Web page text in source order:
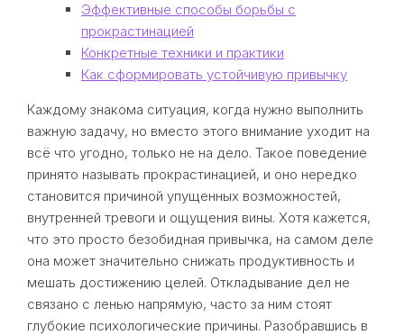
Эффективные способы борьбы с
прокрастинацией
Конкретные техники и практики
Как сформировать устойчивую привычку
Каждому знакома ситуация, когда нужно выполнить
важную задачу, но вместо этого внимание уходит на
всё что угодно, только не на дело. Такое поведение
принято называть прокрастинацией, и оно нередко
становится причиной упущенных возможностей,
внутренней тревоги и ощущения вины. Хотя кажется,
что это просто безобидная привычка, на самом деле
она может значительно снижать продуктивность и
мешать достижению целей. Откладывание дел не
связано с ленью напрямую, часто за ним стоят
глубокие психологические причины. Разобравшись в